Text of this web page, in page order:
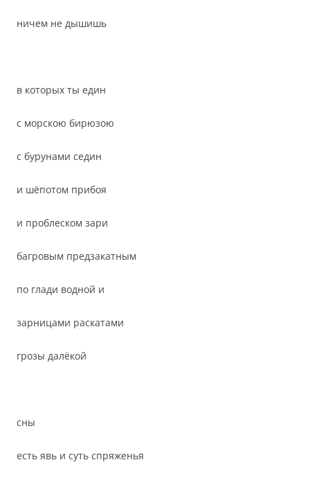
ничем не дышишь
в которых ты един
с морскою бирюзою
с бурунами седин
и шёпотом прибоя
и проблеском зари
багровым предзакатным
по глади водной и
зарницами раскатами
грозы далёкой
сны
есть явь и суть спряженья